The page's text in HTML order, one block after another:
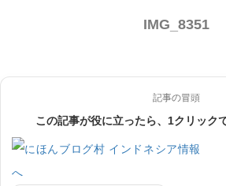
IMG_8351
記事の冒頭
この記事が役に立ったら、1クリック